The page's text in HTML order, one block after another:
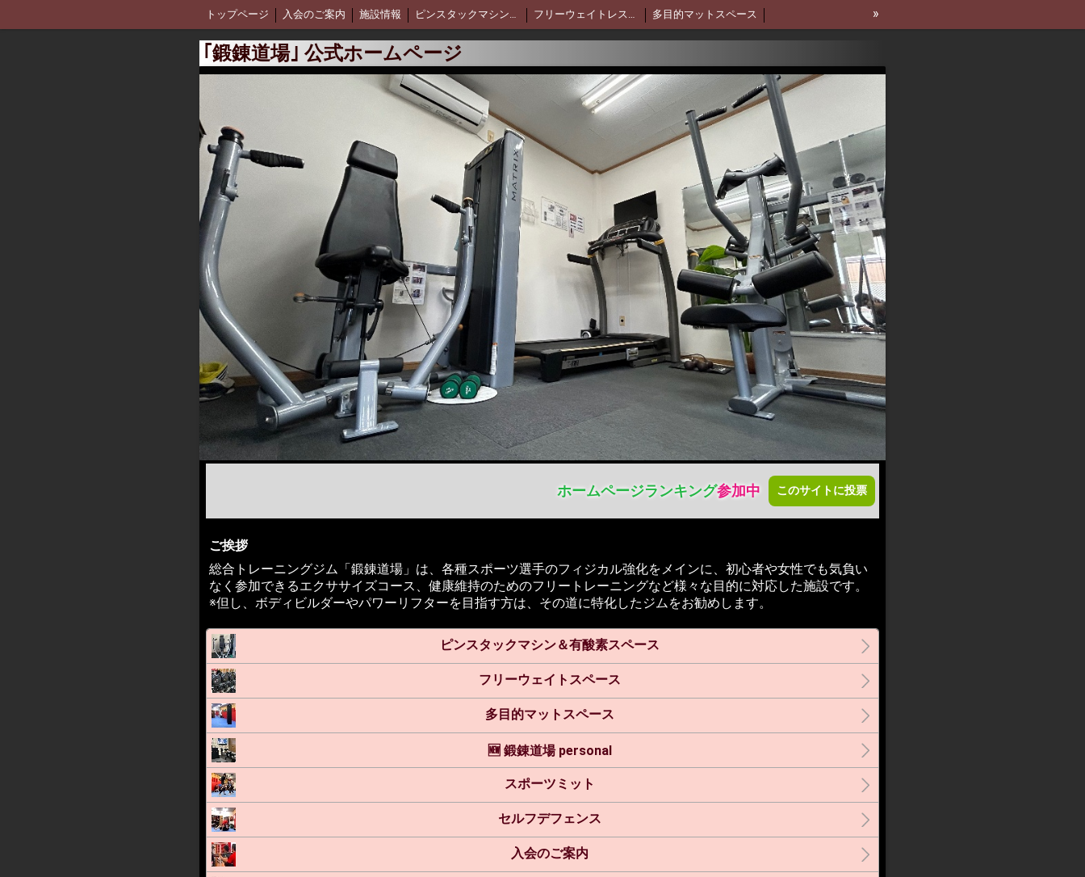
トップページ 入会のご案内 施設情報 ピンスタックマシン＆有酸素スペース フリーウェイトレスペース 多目的マットスペース
鍛錬道場 personal スポーツミット セルフデフェンス(護身術) スポーツに筋トレを取り入れる理由
»
｢鍛錬道場｣ 公式ホームページ
ホームページランキング参加中 このサイトに投票
ご挨拶
総合トレーニングジム「鍛錬道場」は、各種スポーツ選手のフィジカル強化をメインに、初心者や女性でも気負い
なく参加できるエクササイズコース、健康維持のためのフリートレーニングなど様々な目的に対応した施設です。
※但し、ボディビルダーやパワーリフターを目指す方は、その道に特化したジムをお勧めします。
ピンスタックマシン＆有酸素スペース
フリーウェイトスペース
多目的マットスペース
🆕 鍛錬道場 personal
スポーツミット
セルフデフェンス
入会のご案内